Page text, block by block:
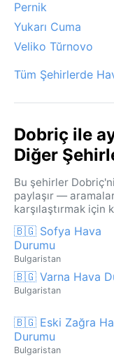
Pernik
Yukarı Cuma
Veliko Tŭrnovo
Tüm Şehirlerde
Dobriç ile
Diğer
Bu şehirler
paylaşır —
karşılaştırmak için
🇧🇬 Sofya Hava
Durumu
Bulgaristan
🇧🇬 Varna Hava
Bulgaristan
🇧🇬 Eski Zağra
Durumu
Bulgaristan